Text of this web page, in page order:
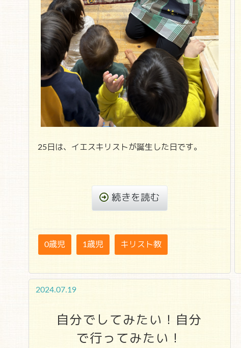
25日は、イエスキリストが誕生した日です。
続きを読む
0歳児 1歳児 キリスト教
2024.07.19
自分でしてみたい！自分
で行ってみたい！